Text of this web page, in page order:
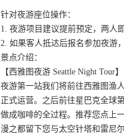
针对夜游座位操作：
1. 夜游项目建议提前预定，两人
2. 如果客人抵达后报名参加夜游
景点介绍：
【西雅图夜游 Seattle Night Tour】
夜游第一站我们将前往西雅图渔
正式运营。之后前往星巴克全球
做成咖啡的全过程。推荐您点上
漫之都留下您与太空针塔和雷尼